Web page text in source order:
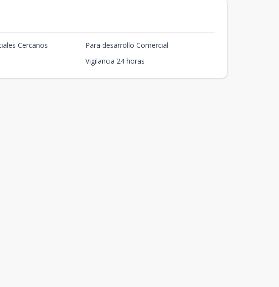
Cercanos
Para desarrollo Comercial
Vigilancia 24 horas